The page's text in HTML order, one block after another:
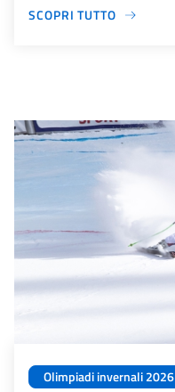
SCOPRI TUTTO
Olimpiadi invernali 2026